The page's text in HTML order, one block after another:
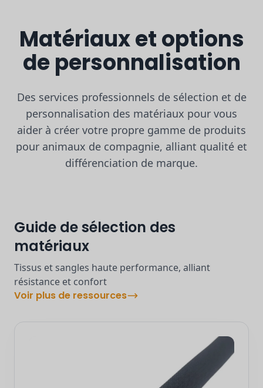
Matériaux et options
de personnalisation
Des services professionnels de sélection et de
personnalisation des matériaux pour vous
aider à créer votre propre gamme de produits
pour animaux de compagnie, alliant qualité et
différenciation de marque.
Guide de sélection des
matériaux
Tissus et sangles haute performance, alliant
résistance et confort
Voir plus de ressources